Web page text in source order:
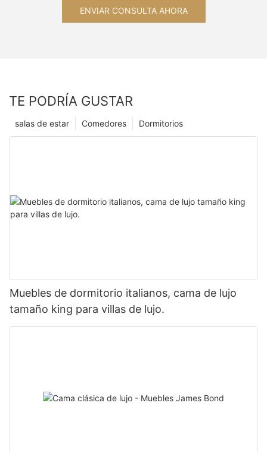
ENVIAR CONSULTA AHORA
TE PODRÍA GUSTAR
Dormitorios
Comedores
salas de estar
Muebles de dormitorio italianos, cama de lujo
tamaño king para villas de lujo.